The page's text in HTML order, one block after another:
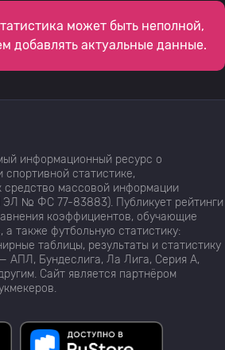
может быть неполной,
добавлять актуальные данные.
информационный ресурс о
спортивной статистике,
средство массовой информации
ЭЛ № ФС 77-83883). Публикует рейтинги
коэффициентов, обучающие
а также футбольную статистику:
таблицы, результаты и статистику
АПЛ, Бундеслига, Ла Лига, Серия А,
Сайт является партнёром